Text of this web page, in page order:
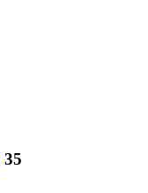
35